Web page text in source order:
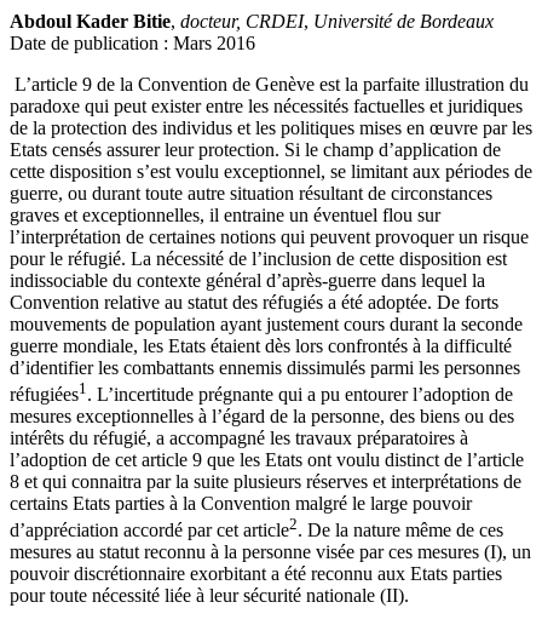
Abdoul Kader Bitie, docteur, CRDEI, Université de Bordeaux
Date de publication : Mars 2016
L’article 9 de la Convention de Genève est la parfaite illustration du
paradoxe qui peut exister entre les nécessités factuelles et juridiques
de la protection des individus et les politiques mises en œuvre par les
Etats censés assurer leur protection. Si le champ d’application de
cette disposition s’est voulu exceptionnel, se limitant aux périodes de
guerre, ou durant toute autre situation résultant de circonstances
graves et exceptionnelles, il entraine un éventuel flou sur
l’interprétation de certaines notions qui peuvent provoquer un risque
pour le réfugié. La nécessité de l’inclusion de cette disposition est
indissociable du contexte général d’après-guerre dans lequel la
Convention relative au statut des réfugiés a été adoptée. De forts
mouvements de population ayant justement cours durant la seconde
guerre mondiale, les Etats étaient dès lors confrontés à la difficulté
d’identifier les combattants ennemis dissimulés parmi les personnes
réfugiées1 . L’incertitude prégnante qui a pu entourer l’adoption de
mesures exceptionnelles à l’égard de la personne, des biens ou des
intérêts du réfugié, a accompagné les travaux préparatoires à
l’adoption de cet article 9 que les Etats ont voulu distinct de l’article
8 et qui connaitra par la suite plusieurs réserves et interprétations de
certains Etats parties à la Convention malgré le large pouvoir
d’appréciation accordé par cet article2. De la nature même de ces
mesures au statut reconnu à la personne visée par ces mesures (I), un
pouvoir discrétionnaire exorbitant a été reconnu aux Etats parties
pour toute nécessité liée à leur sécurité nationale (II).